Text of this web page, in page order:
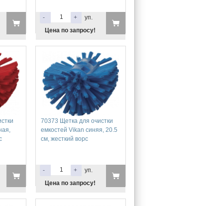
- +
уп.
Цена по запросу!
70373 Щетка для очистки
емкостей Vikan синяя, 20.5
см, жесткий ворс
- +
уп.
Цена по запросу!